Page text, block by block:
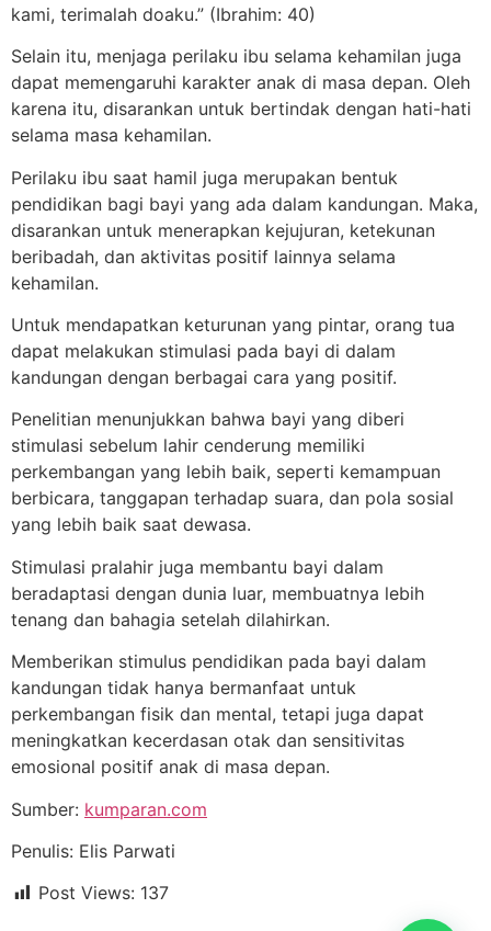
kami, terimalah doaku.” (Ibrahim: 40)
Selain itu, menjaga perilaku ibu selama kehamilan juga
dapat memengaruhi karakter anak di masa depan. Oleh
karena itu, disarankan untuk bertindak dengan hati-hati
selama masa kehamilan.
Perilaku ibu saat hamil juga merupakan bentuk
pendidikan bagi bayi yang ada dalam kandungan. Maka,
disarankan untuk menerapkan kejujuran, ketekunan
beribadah, dan aktivitas positif lainnya selama
kehamilan.
Untuk mendapatkan keturunan yang pintar, orang tua
dapat melakukan stimulasi pada bayi di dalam
kandungan dengan berbagai cara yang positif.
Penelitian menunjukkan bahwa bayi yang diberi
stimulasi sebelum lahir cenderung memiliki
perkembangan yang lebih baik, seperti kemampuan
berbicara, tanggapan terhadap suara, dan pola sosial
yang lebih baik saat dewasa.
Stimulasi pralahir juga membantu bayi dalam
beradaptasi dengan dunia luar, membuatnya lebih
tenang dan bahagia setelah dilahirkan.
Memberikan stimulus pendidikan pada bayi dalam
kandungan tidak hanya bermanfaat untuk
perkembangan fisik dan mental, tetapi juga dapat
meningkatkan kecerdasan otak dan sensitivitas
emosional positif anak di masa depan.
Sumber: kumparan.com
Penulis: Elis Parwati
Post Views: 137